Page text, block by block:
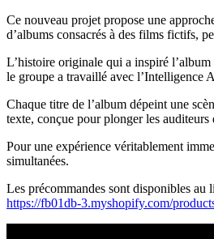
Ce nouveau projet propose une
d’albums consacrés à des films fictifs,
L’histoire originale qui a inspiré
le groupe a travaillé avec l’Intelligence
Chaque titre de l’album dépeint une
texte, conçue pour plonger les
Pour une expérience véritablement
simultanées.
Les précommandes sont disponibles au
https://fb01db-3.myshopify.com/